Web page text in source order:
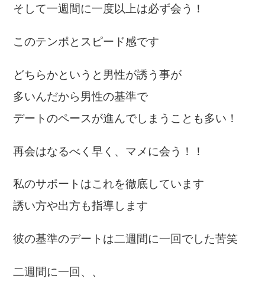
そして一週間に一度以上は必ず会う！
このテンポとスピード感です
どちらかというと男性が誘う事が
多いんだから男性の基準で
デートのペースが進んでしまうことも多い！
再会はなるべく早く、マメに会う！！
私のサポートはこれを徹底しています
誘い方や出方も指導します
彼の基準のデートは二週間に一回でした苦笑
二週間に一回、、